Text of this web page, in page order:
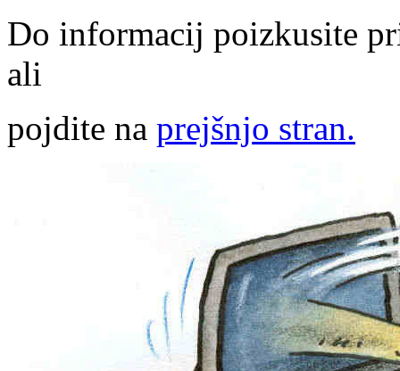
Do informacij poizkusite
ali
pojdite na prejšnjo stran.